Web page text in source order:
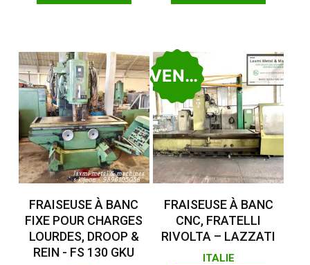
Lire La Suite
FRAISEUSE À BANC
FIXE POUR CHARGES
LOURDES, DROOP &
REIN - FS 130 GKU
VENDU
Lire La Suite
FRAISEUSE À BANC
CNC, FRATELLI
RIVOLTA – LAZZATI
ITALIE